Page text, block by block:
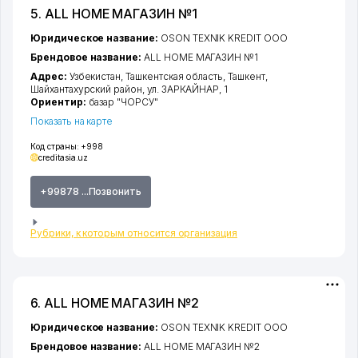
5. ALL HOME МАГАЗИН №1
Код страны: +998
creditasia.uz
+99878 ...Позвонить
Рубрики, к которым относится организация
Юридическое название: OSON TEXNIK KREDIT ООО
Брендовое название: ALL HOME МАГАЗИН №1
Адрес: Узбекистан,Ташкентская область ,Ташкент,
Шайхантахурский район ул. ЗАРКАЙНАР , 1
Ориентир: базар "ЧОРСУ"
Показать на карте
6. ALL HOME МАГАЗИН №2
Юридическое название: OSON TEXNIK KREDIT ООО
Брендовое название: ALL HOME МАГАЗИН №2